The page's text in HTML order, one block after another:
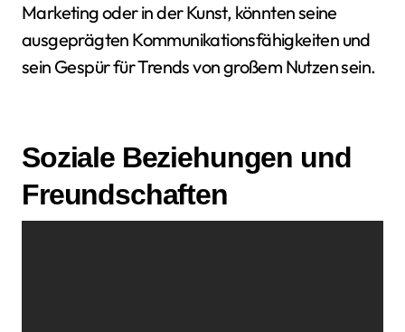
Marketing oder in der Kunst, könnten seine
ausgeprägten Kommunikationsfähigkeiten und
sein Gespür für Trends von großem Nutzen sein.
Soziale Beziehungen und
Freundschaften